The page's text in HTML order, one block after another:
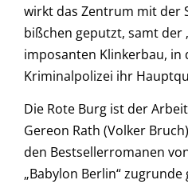
wirkt das Zentrum mit der
bißchen geputzt, samt der
imposanten Klinkerbau, in
Kriminalpolizei ihr
Die Rote Burg ist der
Gereon Rath (Volker
den Bestsellerromanen
„Babylon Berlin“ zugrunde